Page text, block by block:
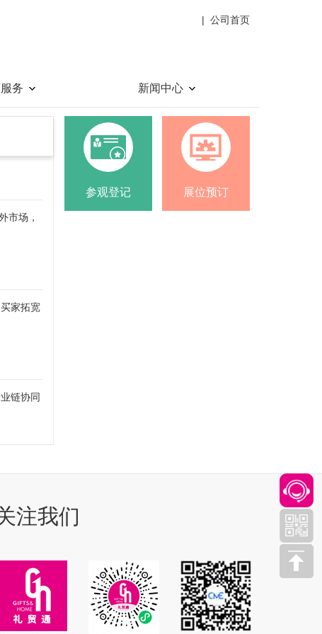
| 公司首页
务 新闻中心
市场，
家拓宽
链协同
参观登记 展位预订
注我们